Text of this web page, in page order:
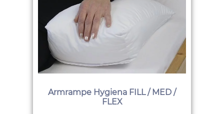
Armrampe Hygiena FILL / MED /
FLEX